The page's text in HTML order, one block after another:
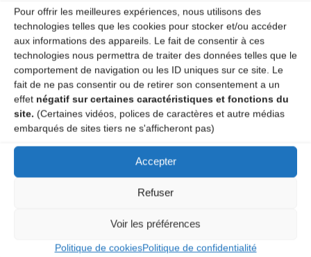
Pour offrir les meilleures expériences, nous utilisons des
technologies telles que les cookies pour stocker et/ou accéder
aux informations des appareils. Le fait de consentir à ces
technologies nous permettra de traiter des données telles que le
comportement de navigation ou les ID uniques sur ce site. Le
fait de ne pas consentir ou de retirer son consentement a un
effet négatif sur certaines caractéristiques et fonctions du
site. (Certaines vidéos, polices de caractères et autre médias
embarqués de sites tiers ne s'afficheront pas)
Accepter
Refuser
Voir les préférences
Politique de cookiesPolitique de confidentialité
Save my name, email, and site URL in my browser for next
time I post a comment.
savoir plus sur la façon dont les données de vos